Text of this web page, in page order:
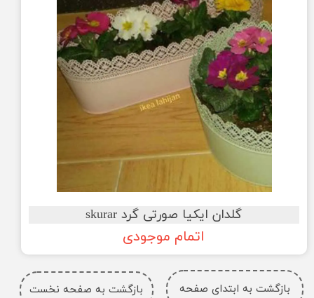
گلدان ایکیا صورتی گرد skurar
اتمام موجودی
بازگشت به صفحه نخست بازگشت به ابتدای صفحه